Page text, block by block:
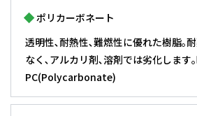
ポリカーボネート
透明性､耐熱性､難燃性に優れた樹脂｡
なく､アルカリ剤､溶剤では劣化します
PC(Polycarbonate)